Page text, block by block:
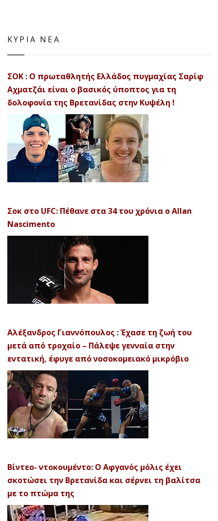
ΚΥΡΙΑ ΝΕΑ
ΣΟΚ : Ο πρωταθλητής Ελλάδος πυγμαχίας Σαρίφ
Αχματζάι είναι ο βασικός ύποπτος για τη
δολοφονία της Βρετανίδας στην Κυψέλη !
Σοκ στο UFC: Πέθανε στα 34 του χρόνια ο Allan
Nascimento
Αλέξανδρος Γιαννόπουλος : Έχασε τη ζωή του
μετά από τροχαίο – Πάλεψε γενναία στην
εντατική, έφυγε από νοσοκομειακό μικρόβιο
Βίντεο- ντοκουμέντο: Ο Αφγανός μόλις έχει
σκοτώσει την Βρετανίδα και σέρνει τη βαλίτσα
με το πτώμα της